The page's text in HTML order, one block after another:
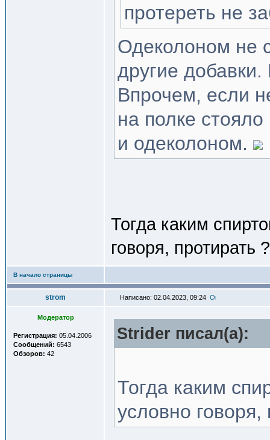
протереть не
Одеколоном не
другие
Впрочем, если
на полке
и одеколоном.
Тогда каким
говоря, протирать ?
В начало страницы
strom Написано: 02.04.2023, 09:24
Модератор
Регистрация: 05.04.2006
Сообщений: 6543
Обзоров: 42
Strider писал(a):
Тогда каким
условно говоря,